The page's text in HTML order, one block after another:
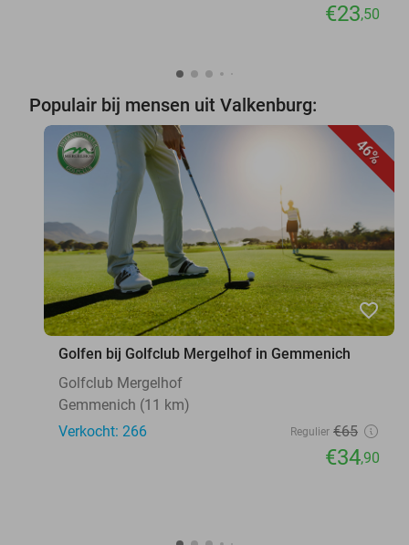
€23,50
Populair bij mensen uit Valkenburg:
46%
favorite_border
Golfen bij Golfclub Mergelhof in Gemmenich
Golfclub Mergelhof
Gemmenich (11 km)
Verkocht: 266
Regulier €65
€34,90